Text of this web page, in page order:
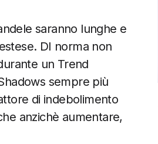
saranno lunghe e
DI norma non
un Trend
sempre più
di indebolimento
anzichè aumentare,